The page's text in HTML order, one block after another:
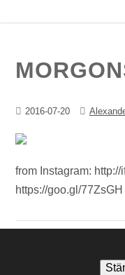
2016-07-20
from Instagram:
https://goo.gl/